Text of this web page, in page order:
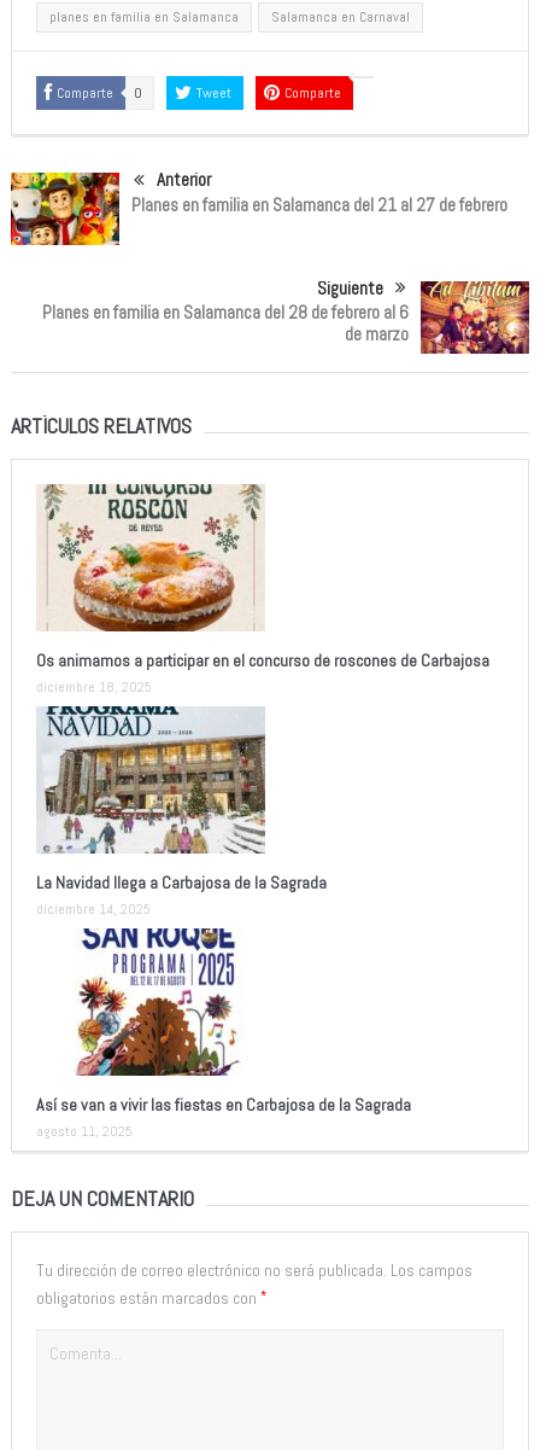
planes en familia en Salamanca
Salamanca en Carnaval
Comparte 0 Tweet Comparte
Anterior
Planes en familia en Salamanca del 21 al 27 de febrero
Siguiente
Planes en familia en Salamanca del 28 de febrero al 6
de marzo
ARTÍCULOS RELATIVOS
Os animamos a participar en el concurso de roscones de Carbajosa
diciembre 18, 2025
La Navidad llega a Carbajosa de la Sagrada
diciembre 14, 2025
Así se van a vivir las fiestas en Carbajosa de la Sagrada
agosto 11, 2025
DEJA UN COMENTARIO
Tu dirección de correo electrónico no será publicada. Los campos
obligatorios están marcados con *